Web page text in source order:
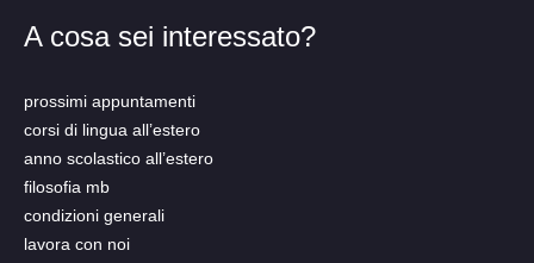
A cosa sei interessato?
prossimi appuntamenti
corsi di lingua all’estero
anno scolastico all’estero
filosofia mb
condizioni generali
lavora con noi